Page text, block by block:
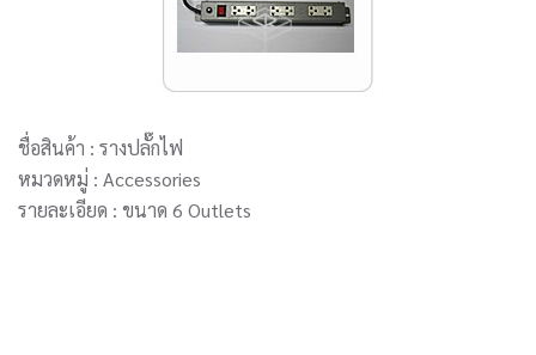
ชื่อสินค้า : รางปลั๊กไฟ
หมวดหมู่ : Accessories
รายละเอียด : ขนาด 6 Outlets